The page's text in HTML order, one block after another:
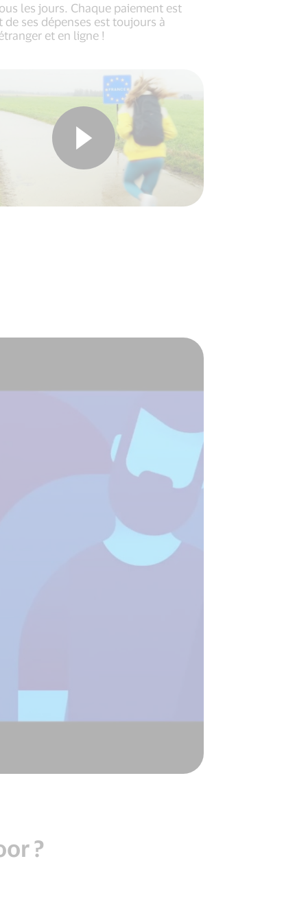
les jours. Chaque paiement est
ses dépenses est toujours à
et en ligne !
?